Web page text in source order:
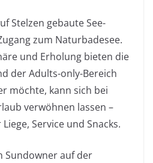
Stelzen gebaute See-
zum Naturbadesee.
und Erholung bieten die
der Adults-only-Bereich
möchte, kann sich bei
verwöhnen lassen –
Service und Snacks.
Sundowner auf der